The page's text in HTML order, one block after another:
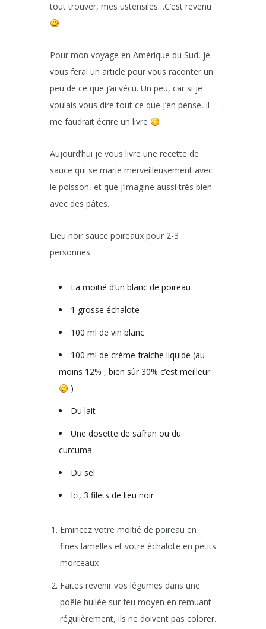
tout trouver, mes ustensiles…C’est revenu
Pour mon voyage en Amérique du Sud, je
vous ferai un article pour vous raconter un
peu de ce que j’ai vécu. Un peu, car si je
voulais vous dire tout ce que j’en pense, il
me faudrait écrire un livre
Aujourd’hui je vous livre une recette de
sauce qui se marie merveilleusement avec
le poisson, et que j’imagine aussi très bien
avec des pâtes.
Lieu noir sauce poireaux pour 2-3
personnes
La moitié d’un blanc de poireau
1 grosse échalote
100 ml de vin blanc
100 ml de crème fraiche liquide (au
moins 12% , bien sûr 30% c’est meilleur
)
Du lait
Une dosette de safran ou du
curcuma
Du sel
Ici, 3 filets de lieu noir
Emincez votre moitié de poireau en
fines lamelles et votre échalote en petits
morceaux
Faites revenir vos légumes dans une
poêle huilée sur feu moyen en remuant
régulièrement, ils ne doivent pas colorer.